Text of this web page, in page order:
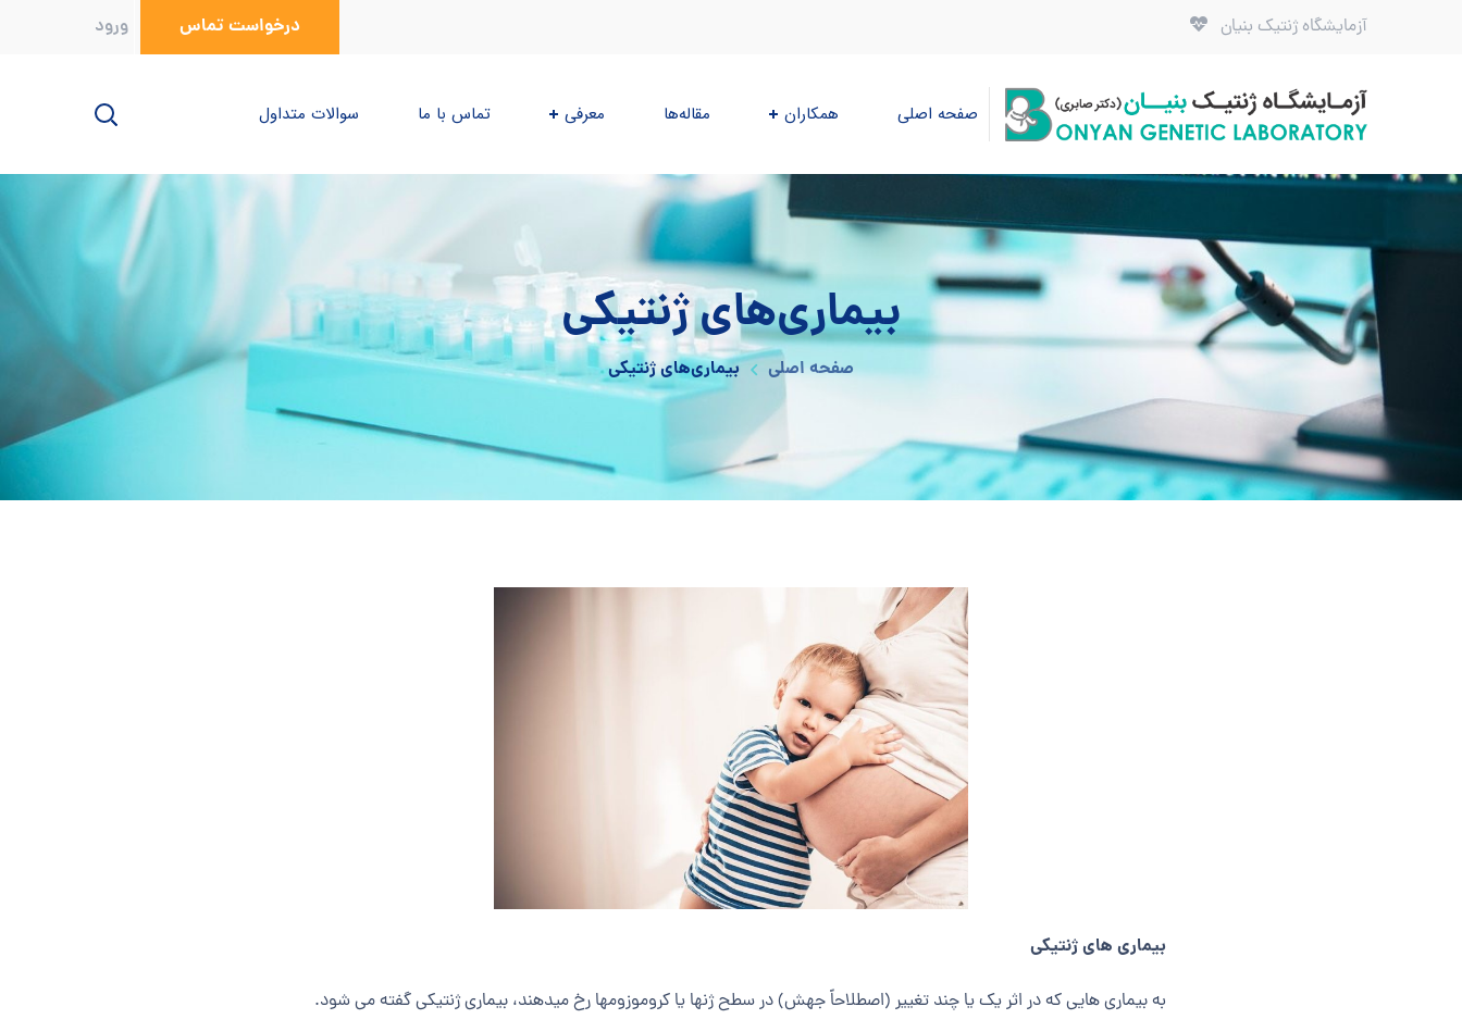
آزمایشگاه ژنتیک بنیان درخواست تماس ورود
صفحه اصلی همکاران مقاله‌ها معرفی تماس با ما سوالات متداول
بیماری‌های ژنتیکی
صفحه اصلی بیماری‌های ژنتیکی
بیماری های ژنتیکی
به بیماری هایی که در اثر یک یا چند تغییر (اصطلاحاً جهش) در سطح ژن­ها یا کروموزوم­ها رخ می­دهند، بیماری ژنتیکی گفته می شود.